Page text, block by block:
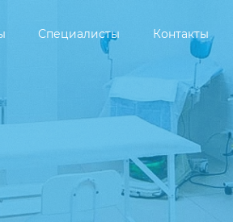
Специалисты Контакты